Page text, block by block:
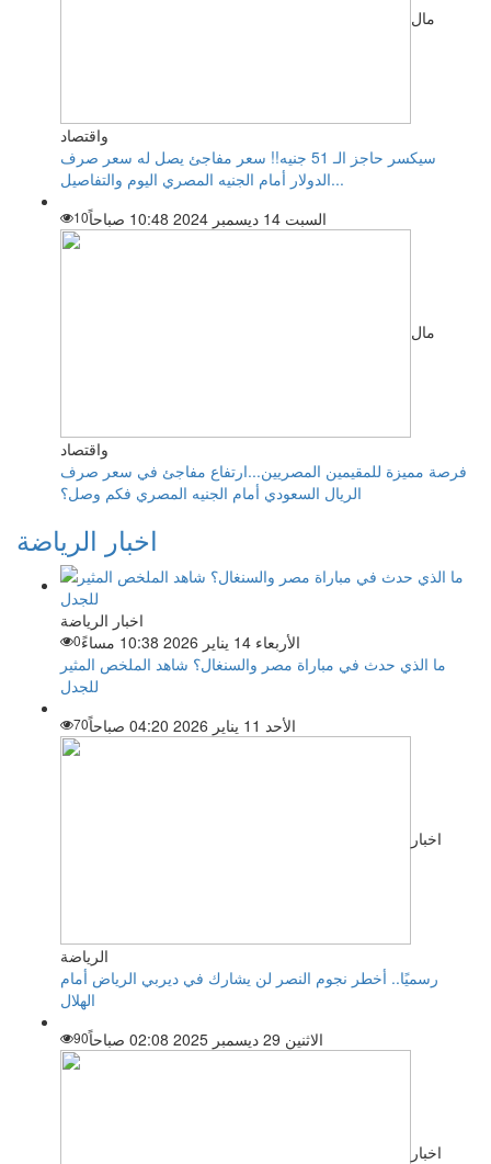
مال
واقتصاد
سيكسر حاجز الـ 51 جنيه!! سعر مفاجئ يصل له سعر صرف
الدولار أمام الجنيه المصري اليوم والتفاصيل...
السبت 14 ديسمبر 2024 10:48 صباحاً
10
مال
واقتصاد
فرصة مميزة للمقيمين المصريين...ارتفاع مفاجئ في سعر صرف
الريال السعودي أمام الجنيه المصري فكم وصل؟
اخبار الرياضة
اخبار الرياضة
الأربعاء 14 يناير 2026 10:38 مساءً
0
ما الذي حدث في مباراة مصر والسنغال؟ شاهد الملخص المثير
للجدل
الأحد 11 يناير 2026 04:20 صباحاً
70
اخبار
الرياضة
رسميًا.. أخطر نجوم النصر لن يشارك في ديربي الرياض أمام
الهلال
الاثنين 29 ديسمبر 2025 02:08 صباحاً
90
اخبار